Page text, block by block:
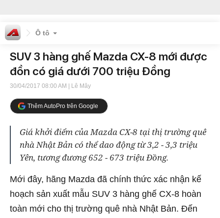
Ô tô
SUV 3 hàng ghế Mazda CX-8 mới được
đồn có giá dưới 700 triệu Đồng
30/04/2017 08:00 AM | Lê Mây
Thêm AutoPro trên Google
Giá khởi điểm của Mazda CX-8 tại thị trường quê
nhà Nhật Bản có thể dao động từ 3,2 - 3,3 triệu
Yên, tương đương 652 - 673 triệu Đồng.
Mới đây, hãng Mazda đã chính thức xác nhận kế
hoạch sản xuất mẫu SUV 3 hàng ghế CX-8 hoàn
toàn mới cho thị trường quê nhà Nhật Bản. Đến